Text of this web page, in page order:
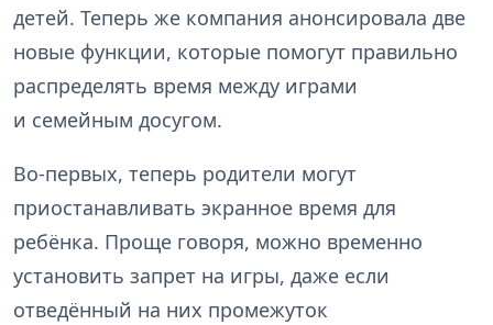
детей. Теперь же компания анонсировала две
новые функции, которые помогут правильно
распределять время между играми
и семейным досугом.
Во-первых, теперь родители могут
приостанавливать экранное время для
ребёнка. Проще говоря, можно временно
установить запрет на игры, даже если
отведённый на них промежуток